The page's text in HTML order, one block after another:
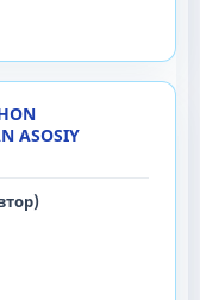
ASOSIY